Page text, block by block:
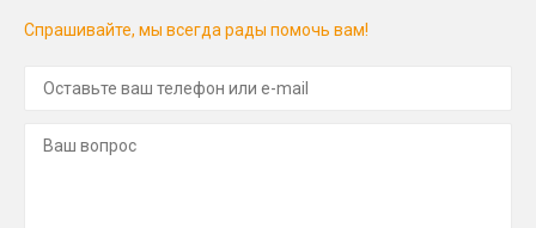
Спрашивайте, мы всегда рады помочь вам!